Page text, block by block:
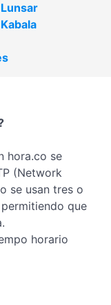
Lunsar
Kabala
hora.co se
(Network
se usan tres o
que
horario